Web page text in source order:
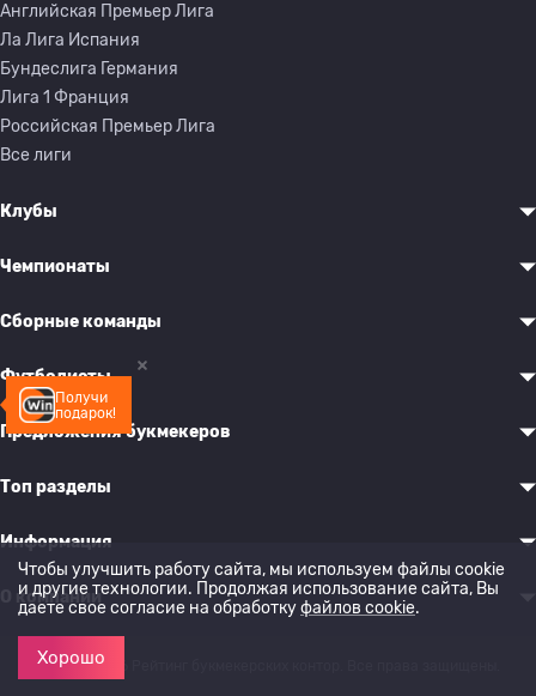
Получи
подарок!
Английская Премьер Лига
Ла Лига Испания
Бундеслига Германия
Лига 1 Франция
Российская Премьер Лига
Все лиги
Клубы
Чемпионаты
Сборные команды
Футболисты
Предложения букмекеров
Топ разделы
Информация
О компании
© 2022-2026 Рейтинг букмекерских контор. Все права защищены.
Чтобы улучшить работу сайта, мы используем файлы cookie
и другие технологии. Продолжая использование сайта, Вы
даете свое согласие на обработкуфайлов cookie.
Хорошо